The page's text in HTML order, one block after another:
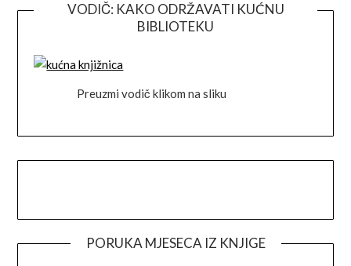
VODIČ: KAKO ODRŽAVATI KUĆNU
BIBLIOTEKU
Preuzmi vodič klikom na sliku
PORUKA MJESECA IZ KNJIGE